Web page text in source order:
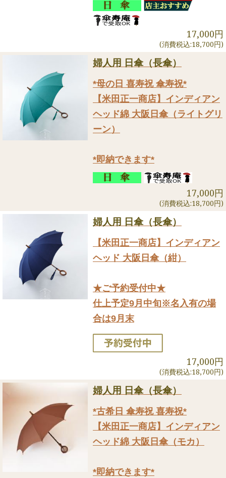
17,000円
(消費税込:18,700円)
婦人用 日傘（長傘）
*母の日 喜寿祝 傘寿祝*
【米田正一商店】インディアン
ヘッド綿 大阪日傘（ライトグリ
ーン）
*即納できます*
17,000円
(消費税込:18,700円)
婦人用 日傘（長傘）
【米田正一商店】インディアン
ヘッド 大阪日傘（紺）
★ご予約受付中★
仕上予定9月中旬※名入有の場
合は9月末
17,000円
(消費税込:18,700円)
婦人用 日傘（長傘）
*古希日 傘寿祝 喜寿祝*
【米田正一商店】インディアン
ヘッド綿 大阪日傘（モカ）
*即納できます*